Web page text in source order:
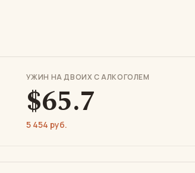
УЖИН НА ДВОИХ С АЛКОГОЛЕМ
$65.7
5 454 руб.